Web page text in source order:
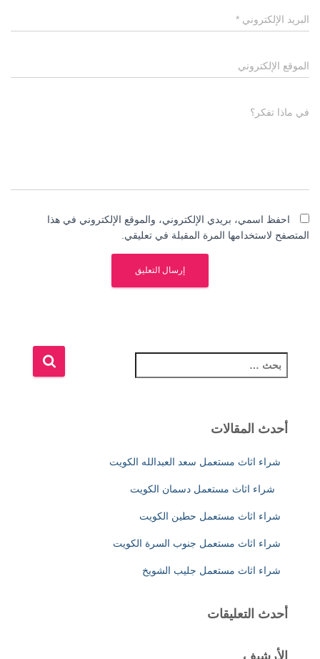
البريد الإلكتروني *
الموقع الإلكتروني
في ماذا تفكر؟
احفظ اسمي، بريدي الإلكتروني، والموقع الإلكتروني في هذا
المتصفح لاستخدامها المرة المقبلة في تعليقي.
ل
ثأحدث المقالات
شراء اثاث مستعمل سعد العبدالله الكويت
شراء اثاث مستعمل دسمان الكويت
شراء اثاث مستعمل حطين الكويت
شراء اثاث مستعمل جنوب السرة الكويت
شراء اثاث مستعمل جليب الشويخ
أحدث التعليقات